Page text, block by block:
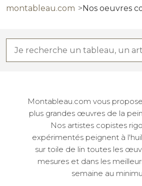
montableau.com Nos oeuvres
Montableau.com vous
plus grandes œuvres de la
Nos artistes copistes
expérimentés peignent à
sur toile de lin toutes les
mesures et dans les
semaine au